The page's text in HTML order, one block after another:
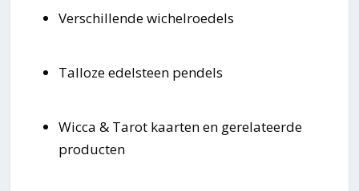
Verschillende wichelroedels
Talloze edelsteen pendels
Wicca & Tarot kaarten en gerelateerde
producten